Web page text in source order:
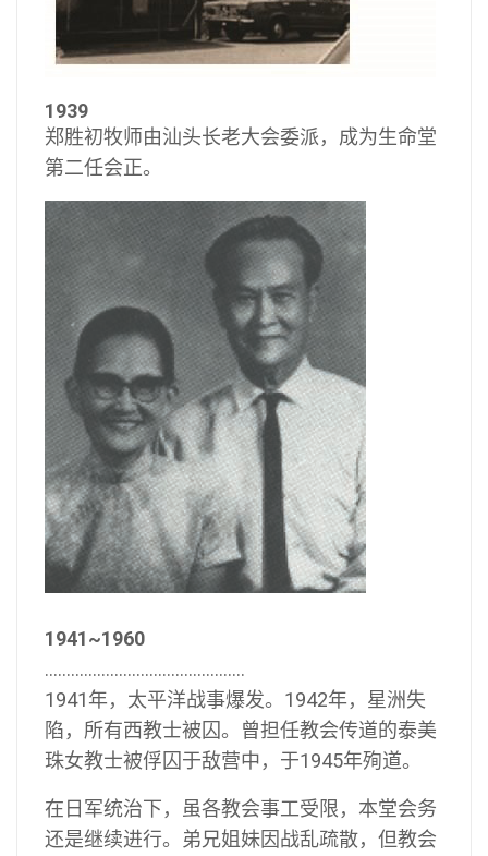
1939
郑胜初牧师由汕头长老大会委派，成为生命堂
第二任会正。
1941~1960
..............................................
1941年，太平洋战事爆发。1942年，星洲失
陷，所有西教士被囚。曾担任教会传道的泰美
珠女教士被俘囚于敌营中，于1945年殉道。
在日军统治下，虽各教会事工受限，本堂会务
还是继续进行。弟兄姐妹因战乱疏散，但教会